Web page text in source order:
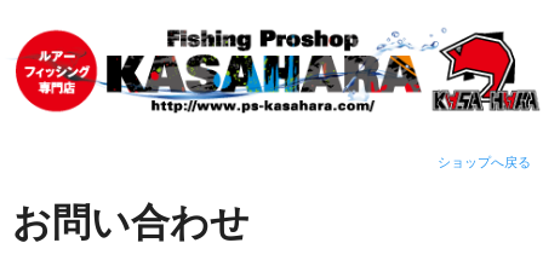
ショップへ戻る
お問い合わせ